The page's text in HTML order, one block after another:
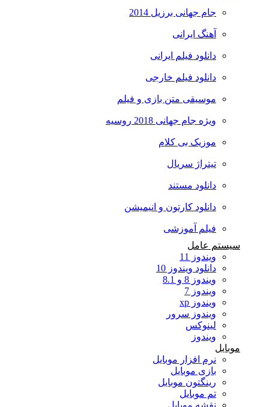
جام جهانی برزیل 2014
آهنگ ایرانی
دانلود فیلم ایرانی
دانلود فیلم خارجی
موسیقی متن بازی و فیلم
ویژه جام جهانی 2018 روسیه
موزیک بی کلام
تیتراژ سریال
دانلود مستند
دانلود کارتون و انیمیشن
فیلم آموزشی
سیستم عامل
ویندوز 11
دانلود ویندوز 10
ویندوز 8 و 8.1
ویندوز 7
ویندوز xp
ویندوز سرور
لینوکس
ویندوز
نرم افزار موبایل
بازی موبایل
رینگتون موبایل
تم موبایل
نقشه موبایل